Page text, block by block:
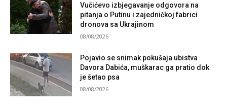
Vučićevo izbjegavanje odgovora na
pitanja o Putinu i zajedničkoj fabrici
dronova sa Ukrajinom
08/08/2026
Pojavio se snimak pokušaja ubistva
Davora Dabića, muškarac ga pratio dok
je šetao psa
08/08/2026